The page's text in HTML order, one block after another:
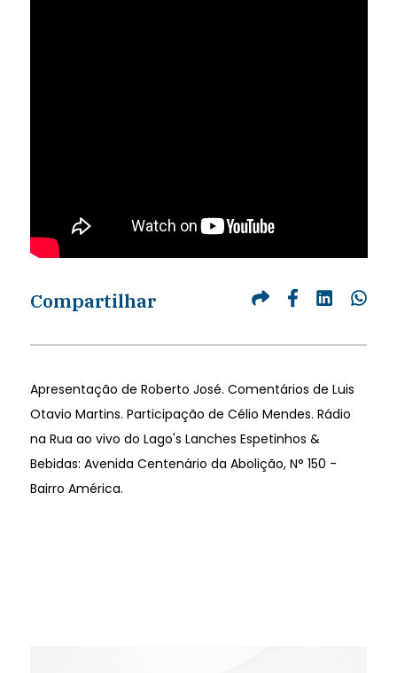
Compartilhar
Apresentação de Roberto José. Comentários de Luis
Otavio Martins. Participação de Célio Mendes. Rádio
na Rua ao vivo do Lago's Lanches Espetinhos &
Bebidas: Avenida Centenário da Abolição, N° 150 -
Bairro América.